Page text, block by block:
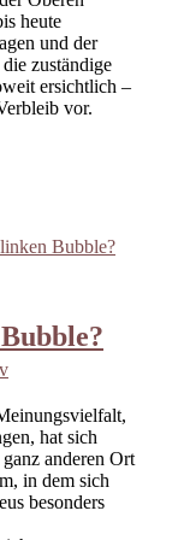
heute
und der
zuständige
ersichtlich –
vor.
hat sich
anderen Ort
in dem sich
besonders